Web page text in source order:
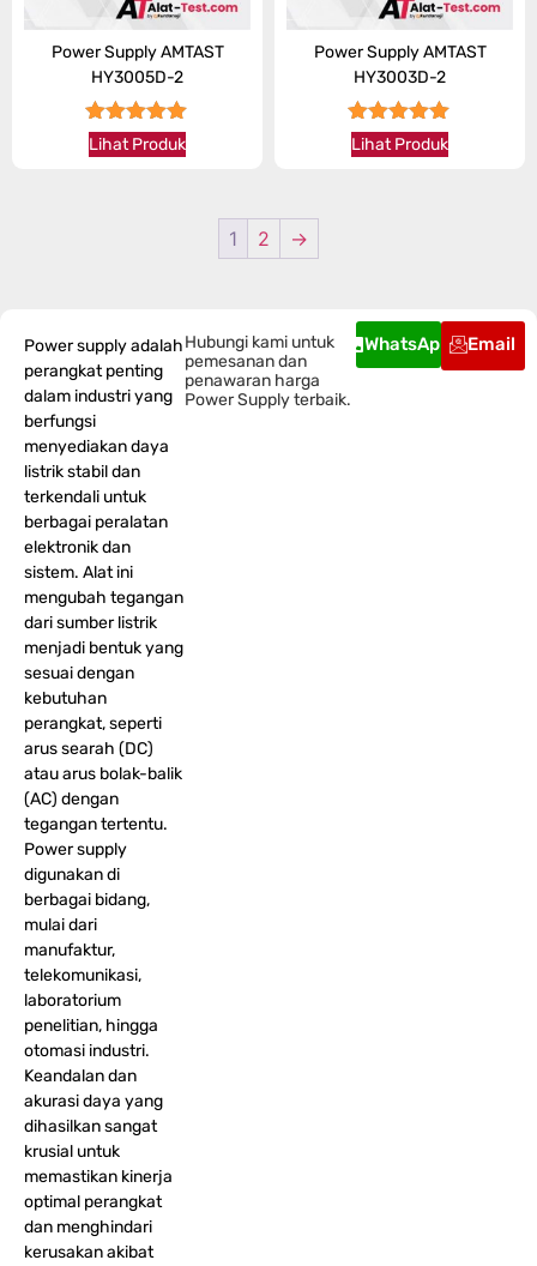
Power Supply AMTAST
HY3005D-2
★★★★★
Lihat Produk
Power Supply AMTAST
HY3003D-2
★★★★★
Lihat Produk
1 2 →
Power supply adalah
perangkat penting
dalam industri yang
berfungsi
menyediakan daya
listrik stabil dan
terkendali untuk
berbagai peralatan
elektronik dan
sistem. Alat ini
mengubah tegangan
dari sumber listrik
menjadi bentuk yang
sesuai dengan
kebutuhan
perangkat, seperti
arus searah (DC)
atau arus bolak-balik
(AC) dengan
tegangan tertentu.
Power supply
digunakan di
berbagai bidang,
mulai dari
manufaktur,
telekomunikasi,
laboratorium
penelitian, hingga
otomasi industri.
Keandalan dan
akurasi daya yang
dihasilkan sangat
krusial untuk
memastikan kinerja
optimal perangkat
dan menghindari
kerusakan akibat
Hubungi kami untuk
pemesanan dan
penawaran harga
Power Supply terbaik.
WhatsApp Email